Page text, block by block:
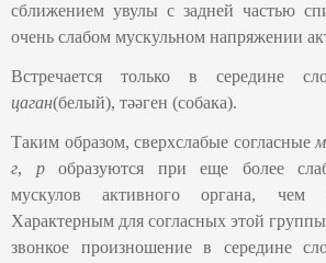
сближением увулы с задней частью
очень слабом мускульном напряжении
Встречается только в середине
цаган(белый), тәәген (собака).
Таким образом, сверхслабые согласные м
г, робразуются при еще более
мускулов активного органа, чем
Характерным для согласных этой
звонкое произношение в середине